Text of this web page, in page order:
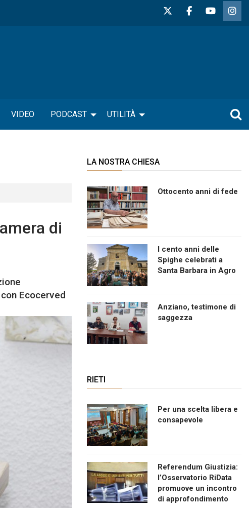
VIDEO PODCAST UTILITÀ
di
Ecocerved
LA NOSTRA CHIESA
Ottocento anni di fede
I cento anni delle
Spighe celebrati a
Santa Barbara in Agro
Anziano, testimone di
saggezza
RIETI
Per una scelta libera e
consapevole
Referendum Giustizia:
l’Osservatorio RiData
promuove un incontro
di approfondimento